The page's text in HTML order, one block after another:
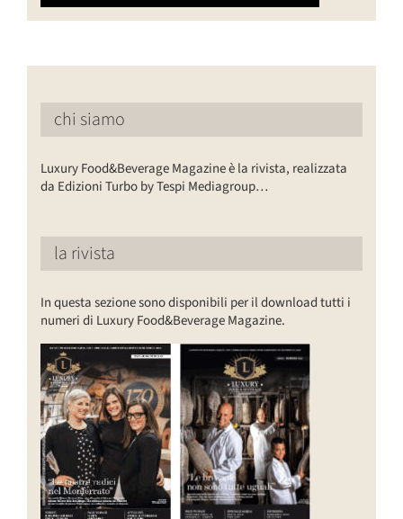
chi siamo
Luxury Food&Beverage Magazine è la rivista, realizzata
da Edizioni Turbo by Tespi Mediagroup…
la rivista
In questa sezione sono disponibili per il download tutti i
numeri di Luxury Food&Beverage Magazine.